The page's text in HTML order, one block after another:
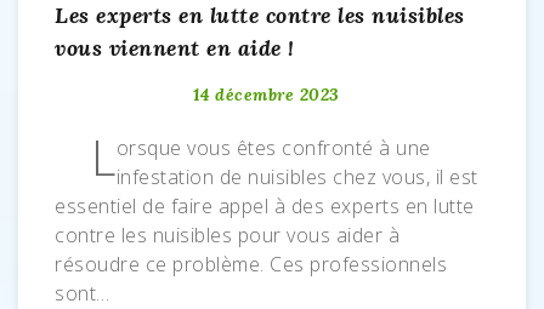
Les experts en lutte contre les nuisibles
vous viennent en aide !
14 décembre 2023
Lorsque vous êtes confronté à une
infestation de nuisibles chez vous, il est
essentiel de faire appel à des experts en lutte
contre les nuisibles pour vous aider à
résoudre ce problème. Ces professionnels
sont…